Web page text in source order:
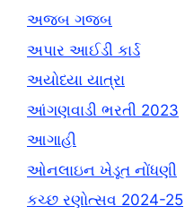
અજબ ગજબ
અપાર આઈડી કાર્ડ
અયોધ્યા યાત્રા
આંગણવાડી ભરતી 2023
આગાહી
ઓનલાઇન ખેડૂત નોંધણી
કચ્છ રણોત્સવ 2024-25